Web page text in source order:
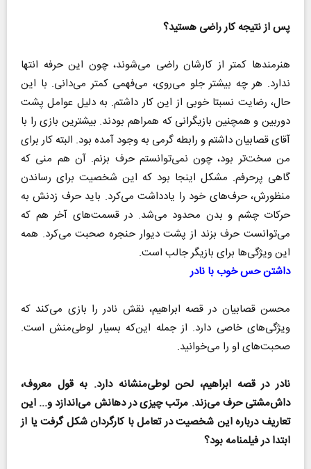
پس از نتیجه کار راضی هستید؟
هنرمندها کمتر از کارشان راضی می‌شوند، چون این حرفه انتها
ندارد. هر چه بیشتر جلو می‌روی، می‌فهمی کمتر می‌دانی. با این
حال، رضایت نسبتا خوبی از این کار داشتم. به دلیل عوامل پشت
دوربین و همچنین بازیگرانی که همراهم بودند. بیشترین بازی را با
آقای قصابیان داشتم و رابطه گرمی به وجود آمده بود. البته کار برای
من سخت‌تر بود، چون نمی‌توانستم حرف بزنم. آن هم منی که
گاهی پرحرفم. مشکل اینجا بود که این شخصیت برای رساندن
منظورش، حرف‌های خود را یادداشت می‌کرد. باید حرف زدنش به
حرکات چشم و بدن محدود می‌شد. در قسمت‌های آخر هم که
می‌توانست حرف بزند از پشت دیوار حنجره صحبت می‌کرد. همه
این ویژگی‌ها برای بازیگر جالب است.
داشتن حس خوب با نادر
محسن قصابیان در قصه‌ ابراهیم، نقش نادر را بازی می‌کند که
ویژگی‌های خاصی دارد. از جمله این‌که بسیار لوطی‌منش است.
صحبت‌های او را می‌خوانید.
نادر در قصه‌ ابراهیم، لحن لوطی‌منشانه دارد. به قول معروف،
داش‌مشتی حرف می‌زند. مرتب چیزی در دهانش می‌اندازد و... این
تعاریف درباره این شخصیت در تعامل با کارگردان شکل گرفت یا از
ابتدا در فیلمنامه بود؟